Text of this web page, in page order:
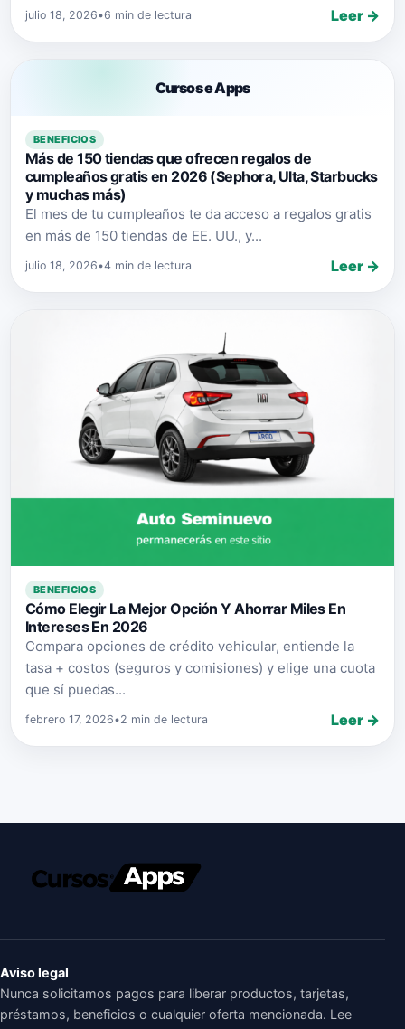
julio 18, 2026•6 min de lectura Leer →
Cursos e Apps
BENEFICIOS
Más de 150 tiendas que ofrecen regalos de
cumpleaños gratis en 2026 (Sephora, Ulta, Starbucks
y muchas más)
El mes de tu cumpleaños te da acceso a regalos gratis
en más de 150 tiendas de EE. UU., y...
julio 18, 2026•4 min de lectura Leer →
BENEFICIOS
Cómo Elegir La Mejor Opción Y Ahorrar Miles En
Intereses En 2026
Compara opciones de crédito vehicular, entiende la
tasa + costos (seguros y comisiones) y elige una cuota
que sí puedas...
febrero 17, 2026•2 min de lectura Leer →
Aviso legal
Nunca solicitamos pagos para liberar productos, tarjetas,
préstamos, beneficios o cualquier oferta mencionada. Lee